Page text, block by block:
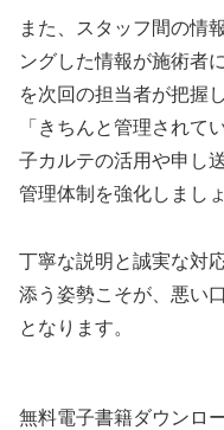
また、スタッフ間の情
ングした情報が施術者
を次回の担当者が把握
「きちんと管理されて
子カルテの活用や申し
管理体制を強化しましょ
丁寧な説明と誠実な対
添う姿勢こそが、悪い
となります。
無料電子書籍ダウンロ